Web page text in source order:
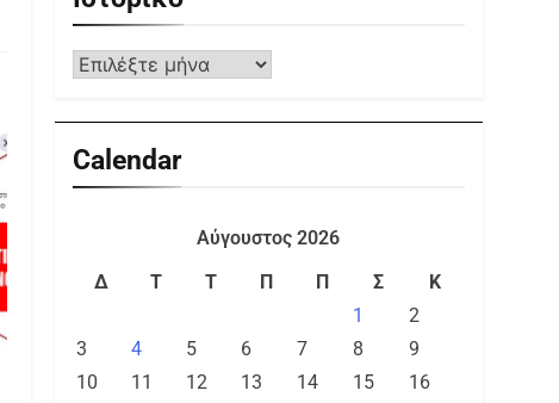
Calendar
Αύγουστος 2026
Δ
Τ Τ Π Π Σ
Κ
1
2
3
4 5 6 7 8
9
10
11 12 13 14 15
16